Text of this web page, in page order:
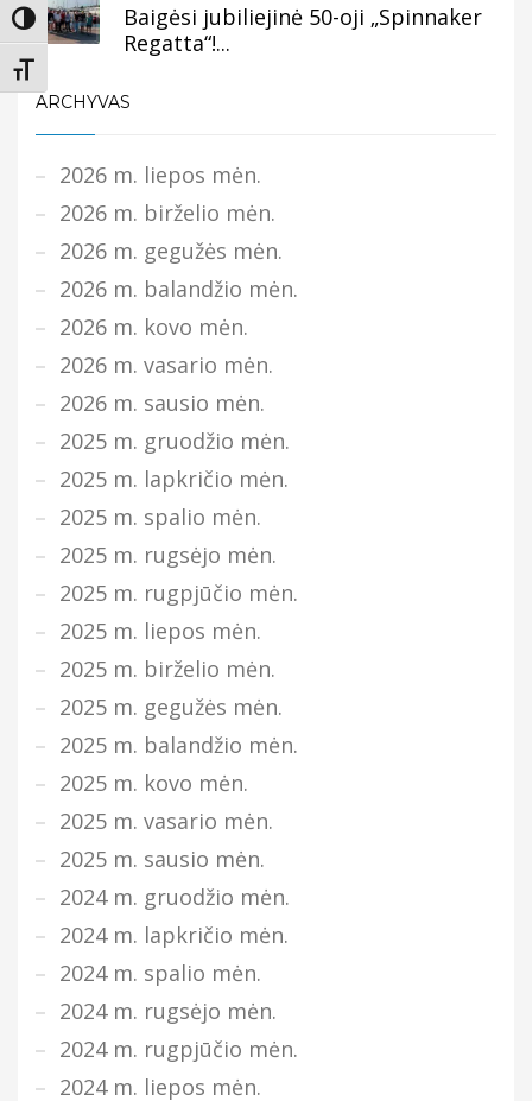
Įjungti didesnį kontrastą
Keisti teksto dydį
Baigėsi jubiliejinė 50-oji „Spinnaker
Regatta“!...
ARCHYVAS
2026 m. liepos mėn.
2026 m. birželio mėn.
2026 m. gegužės mėn.
2026 m. balandžio mėn.
2026 m. kovo mėn.
2026 m. vasario mėn.
2026 m. sausio mėn.
2025 m. gruodžio mėn.
2025 m. lapkričio mėn.
2025 m. spalio mėn.
2025 m. rugsėjo mėn.
2025 m. rugpjūčio mėn.
2025 m. liepos mėn.
2025 m. birželio mėn.
2025 m. gegužės mėn.
2025 m. balandžio mėn.
2025 m. kovo mėn.
2025 m. vasario mėn.
2025 m. sausio mėn.
2024 m. gruodžio mėn.
2024 m. lapkričio mėn.
2024 m. spalio mėn.
2024 m. rugsėjo mėn.
2024 m. rugpjūčio mėn.
2024 m. liepos mėn.